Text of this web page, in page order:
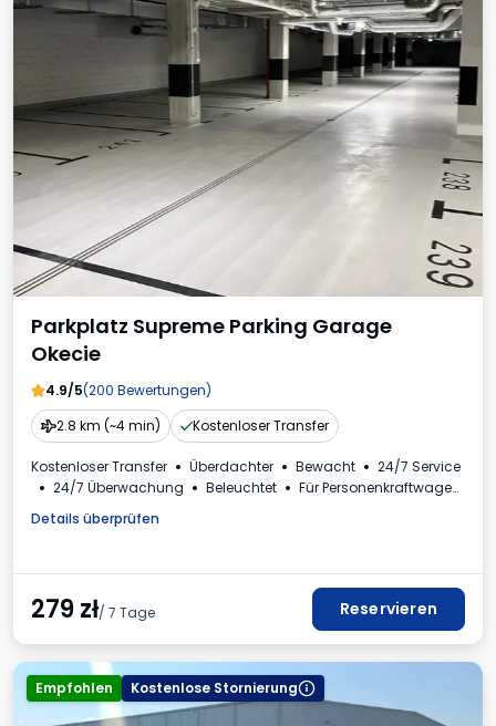
Parkplatz Supreme Parking Garage
Okecie
4.9/5(200 Bewertungen)
2.8 km (~4 min)
Kostenloser Transfer
Kostenloser Transfer Überdachter Bewacht
24/7 Service
24/7 Überwachung
Beleuchtet
Für Personenkraftwagen
Mehrwertsteuerrechnung
Details überprüfen
279zł/ 7 Tage Reservieren
Empfohlen Kostenlose Stornierung